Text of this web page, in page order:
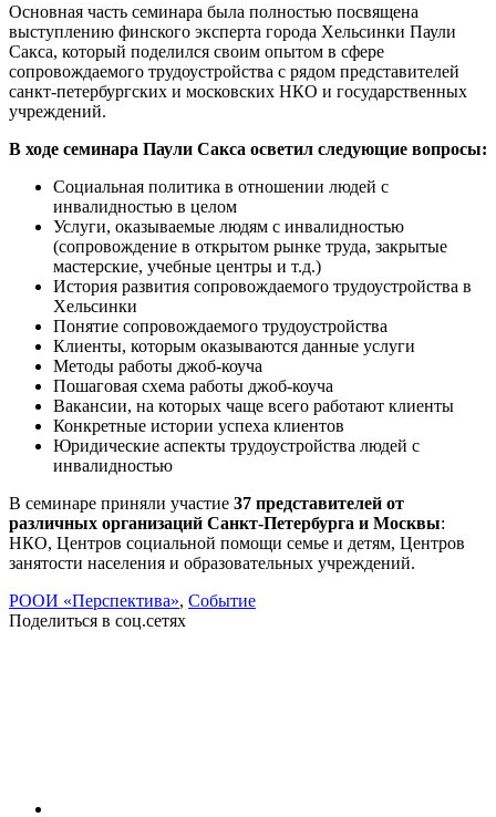
Основная часть семинара была полностью посвящена
выступлению финского эксперта города Хельсинки Паули
Сакса, который поделился своим опытом в сфере
сопровождаемого трудоустройства с рядом представителей
санкт-петербургских и московских НКО и государственных
учреждений.
В ходе семинара Паули Сакса осветил следующие вопросы:
Социальная политика в отношении людей с
инвалидностью в целом
Услуги, оказываемые людям с инвалидностью
(сопровождение в открытом рынке труда, закрытые
мастерские, учебные центры и т.д.)
История развития сопровождаемого трудоустройства в
Хельсинки
Понятие сопровождаемого трудоустройства
Клиенты, которым оказываются данные услуги
Методы работы джоб-коуча
Пошаговая схема работы джоб-коуча
Вакансии, на которых чаще всего работают клиенты
Конкретные истории успеха клиентов
Юридические аспекты трудоустройства людей с
инвалидностью
В семинаре приняли участие 37 представителей от
различных организаций Санкт-Петербурга и Москвы:
НКО, Центров социальной помощи семье и детям, Центров
занятости населения и образовательных учреждений.
РООИ «Перспектива», Событие
Поделиться в соц.сетях